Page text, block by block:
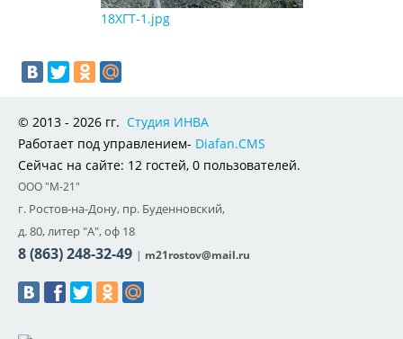
18ХГТ-1.jpg
© 2013 - 2026 гг. Cтудия ИНВА
Работает под управлением- Diafan.CMS
Сейчас на сайте: 12 гостей, 0 пользователей.
ООО "М-21"
г. Ростов-на-Дону, пр. Буденновский,
д. 80, литер "А", оф 18
8 (863) 248-32-49 | m21rostov@mail.ru